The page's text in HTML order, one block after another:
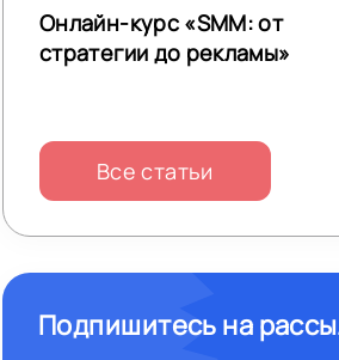
Онлайн-курс «SMM: от
стратегии до рекламы»
Все статьи
Подпишитесь на